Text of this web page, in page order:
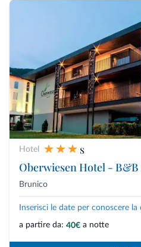
Hotel
s
Oberwiesen Hotel -
Brunico
Inserisci le date per conoscere la
a partire da: 40€ a notte